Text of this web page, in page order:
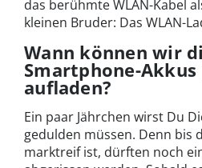
das berühmte WLAN-Kabel
kleinen Bruder: Das WLAN-
Wann können wir
Smartphone-Akkus
aufladen?
Ein paar Jährchen wirst Du
gedulden müssen. Denn bis
marktreif ist, dürften noch